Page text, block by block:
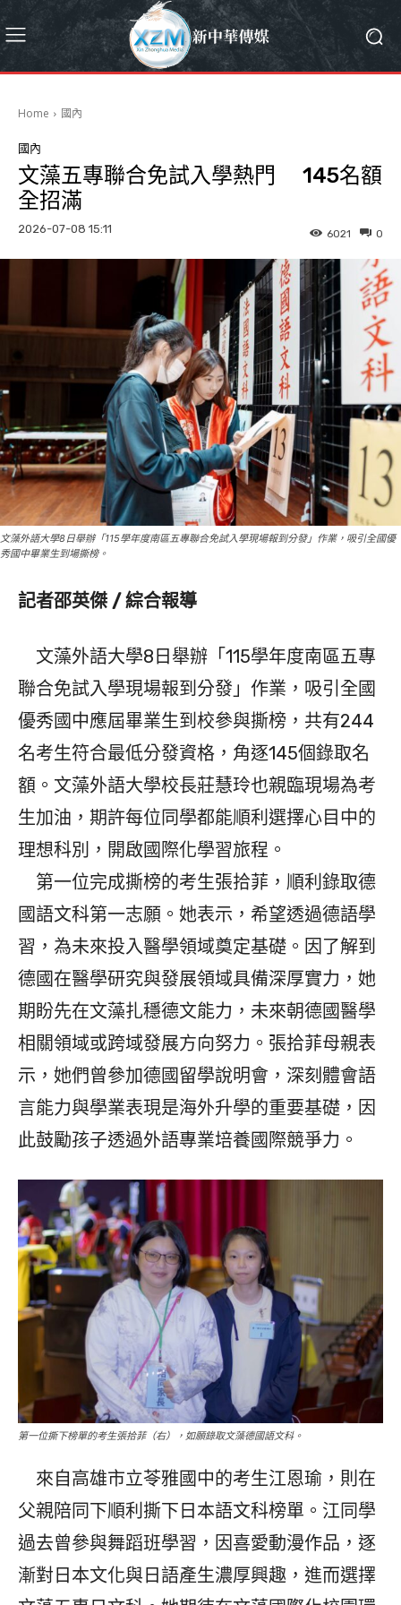
Home 國內
國內
文藻五專聯合免試入學熱門 145名額
全招滿
2026-07-08 15:11 0
6021
文藻外語大學8日舉辦「115學年度南區五專聯合免試入學現場報到分發」作業，吸引全國優
秀國中畢業生到場撕榜。
記者邵英傑 / 綜合報導
文藻外語大學8日舉辦「115學年度南區五專
聯合免試入學現場報到分發」作業，吸引全國
優秀國中應屆畢業生到校參與撕榜，共有244
名考生符合最低分發資格，角逐145個錄取名
額。文藻外語大學校長莊慧玲也親臨現場為考
生加油，期許每位同學都能順利選擇心目中的
理想科別，開啟國際化學習旅程。
第一位完成撕榜的考生張拾菲，順利錄取德
國語文科第一志願。她表示，希望透過德語學
習，為未來投入醫學領域奠定基礎。因了解到
德國在醫學研究與發展領域具備深厚實力，她
期盼先在文藻扎穩德文能力，未來朝德國醫學
相關領域或跨域發展方向努力。張拾菲母親表
示，她們曾參加德國留學說明會，深刻體會語
言能力與學業表現是海外升學的重要基礎，因
此鼓勵孩子透過外語專業培養國際競爭力。
第一位撕下榜單的考生張拾菲（右），如願錄取文藻德國語文科。
來自高雄市立苓雅國中的考生江恩瑜，則在
父親陪同下順利撕下日本語文科榜單。江同學
過去曾參與舞蹈班學習，因喜愛動漫作品，逐
漸對日本文化與日語產生濃厚興趣，進而選擇